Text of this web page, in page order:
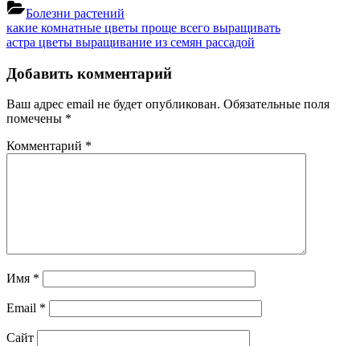
Болезни растений
Навигация
по
записям
Previous
Post:
какие комнатные цветы проще всего выращивать
Next
астра цветы выращивание из семян рассадой
Добавить комментарий
Ваш адрес email не будет опубликован. Обязательные поля
помечены *
Комментарий *
Имя *
Email *
Сайт